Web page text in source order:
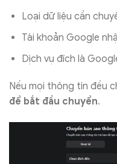
Loại dữ liệu cần
Tài khoản Google
Dịch vụ đích là
Nếu mọi thông tin đều
để bắt đầu chuyển.